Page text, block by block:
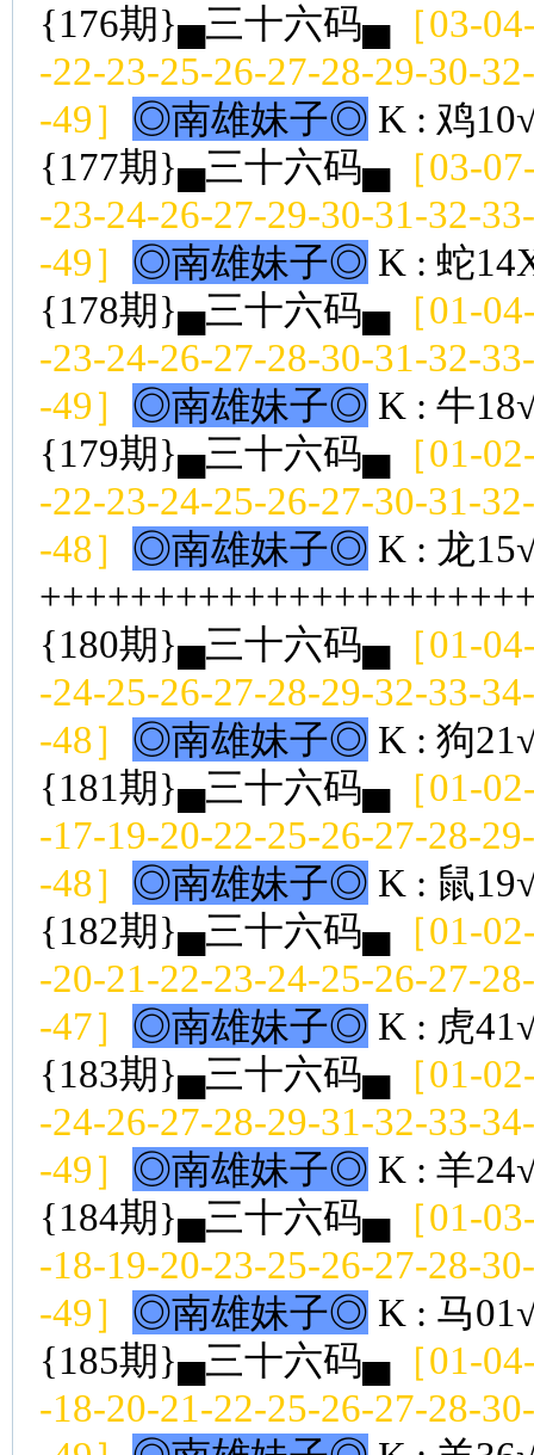
{176期}▄三十六码▄［03-
-22-23-25-26-27-28-29-30-
-49］ ◎南雄妹子◎ K : 鸡
{177期}▄三十六码▄［03-
-23-24-26-27-29-30-31-32-
-49］ ◎南雄妹子◎ K : 蛇
{178期}▄三十六码▄［01-
-23-24-26-27-28-30-31-32-
-49］ ◎南雄妹子◎ K : 牛
{179期}▄三十六码▄［01-
-22-23-24-25-26-27-30-31-
-48］ ◎南雄妹子◎ K : 龙
{180期}▄三十六码▄［01-
-24-25-26-27-28-29-32-33-
-48］ ◎南雄妹子◎ K : 狗
{181期}▄三十六码▄［01-
-17-19-20-22-25-26-27-28-
-48］ ◎南雄妹子◎ K : 鼠
{182期}▄三十六码▄［01-
-20-21-22-23-24-25-26-27-
-47］ ◎南雄妹子◎ K : 虎
{183期}▄三十六码▄［01-
-24-26-27-28-29-31-32-33-
-49］ ◎南雄妹子◎ K : 羊
{184期}▄三十六码▄［01-
-18-19-20-23-25-26-27-28-
-49］ ◎南雄妹子◎ K : 马
{185期}▄三十六码▄［01-
-18-20-21-22-25-26-27-28-